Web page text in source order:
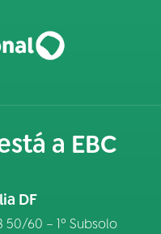
a EBC
DF
50/60 – 1º Subsolo